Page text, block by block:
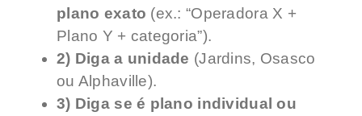
plano exato (ex.: “Operadora X +
Plano Y + categoria”).
2) Diga a unidade (Jardins, Osasco
ou Alphaville).
3) Diga se é plano individual ou